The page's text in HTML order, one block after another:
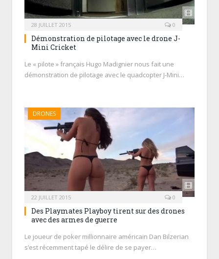
28 JUILLET 2015 0
Démonstration de pilotage avec le drone J-
Mini Cricket
Le « pilote » français Hugo Madignier nous fait une
démonstration de pilotage avec le quadcopter J-Mini…
DRONES
22 JUILLET 2015 0
Des Playmates Playboy tirent sur des drones
avec des armes de guerre
Le joueur de poker millionnaire américain Dan Bilzerian
s’est récemment tapé le délire de se payer…